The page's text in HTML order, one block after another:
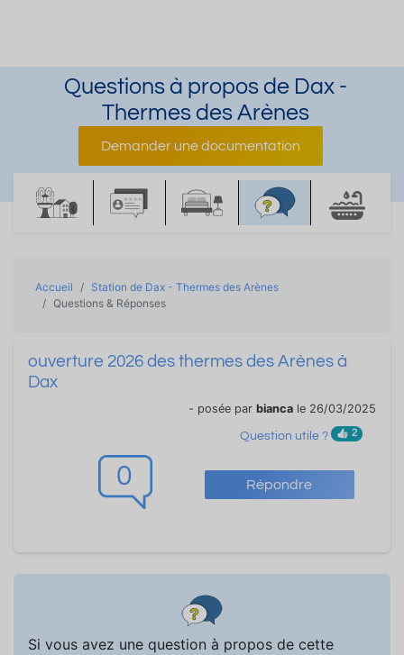
Questions à propos de Dax -
Thermes des Arènes
Demander une documentation
Accueil
Station de Dax - Thermes des Arènes
Questions & Réponses
0 Répondre
ouverture 2026 des thermes des Arènes à
Dax
- posée par bianca le 26/03/2025
Question utile ? 2
Si vous avez une question à propos de cette